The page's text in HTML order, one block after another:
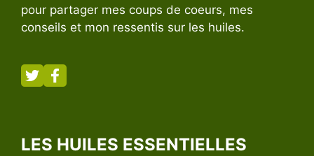
pour partager mes coups de coeurs, mes
conseils et mon ressentis sur les huiles.
LES HUILES ESSENTIELLES